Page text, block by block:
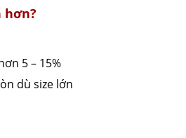
hơn?
5 – 15%
dù size lớn